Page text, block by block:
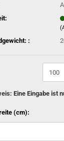
:
Eine Eingabe ist
(cm):